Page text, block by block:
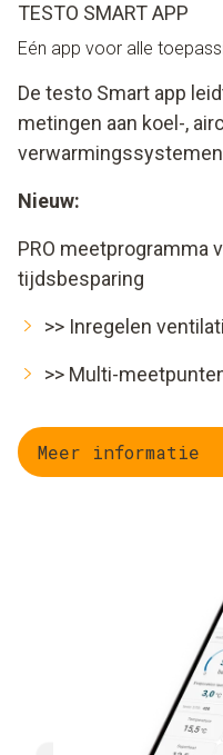
TESTO SMART APP
Eén app voor alle
De testo Smart app
metingen aan koel-,
Nieuw:
PRO meetprogramma
tijdsbesparing
>> Inregelen
>> Multi-
Meer informatie